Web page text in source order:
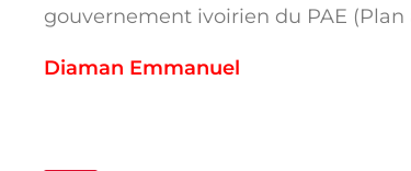
gouvernement ivoirien du PAE
Diaman Emmanuel